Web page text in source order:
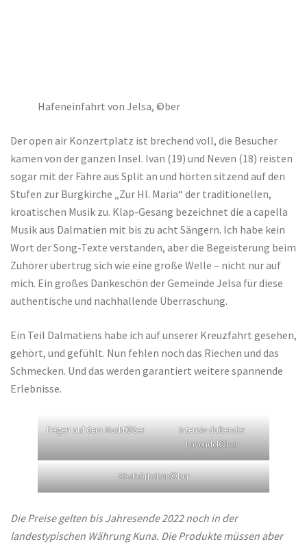
Hafeneinfahrt von Jelsa, ©ber
Der open air Konzertplatz ist brechend voll, die Besucher
kamen von der ganzen Insel. Ivan (19) und Neven (18) reisten
sogar mit der Fähre aus Split an und hörten sitzend auf den
Stufen zur Burgkirche „Zur Hl. Maria“ der traditionellen,
kroatischen Musik zu. Klap-Gesang bezeichnet die a capella
Musik aus Dalmatien mit bis zu acht Sängern. Ich habe kein
Wort der Song-Texte verstanden, aber die Begeisterung beim
Zuhörer übertrug sich wie eine große Welle – nicht nur auf
mich. Ein großes Dankeschön der Gemeinde Jelsa für diese
authentische und nachhallende Überraschung.
Ein Teil Dalmatiens habe ich auf unserer Kreuzfahrt gesehen,
gehört, und gefühlt. Nun fehlen noch das Riechen und das
Schmecken. Und das werden garantiert weitere spannende
Erlebnisse.
Feigen auf dem Markt©ber
Intensiv duftender
Lavendel©ber
Obstkörbchen©ber
Die Preise gelten bis Jahresende 2022 noch in der
landestypischen Währung Kuna. Die Produkte müssen aber